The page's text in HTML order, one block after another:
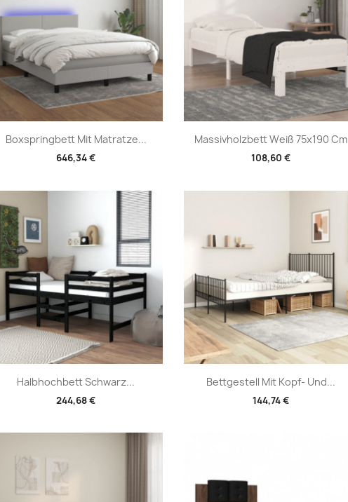
Boxspringbett Mit Matratze...
646,34 €
Vorschau Massivholzbett Weiß 75x190 Cm
108,60 €
Vorschau
Halbhochbett Schwarz...
244,68 €
Vorschau Bettgestell Mit Kopf- Und...
144,74 €
Vorschau